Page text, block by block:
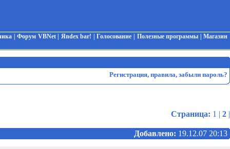
|Форум VBNet| Яndex bar! |Голосование Полезные программы |Магазин
Регистрация, правила, забыли пароль?
Страница: 1 | 2 |
Добавлено: 19.12.07 20:13